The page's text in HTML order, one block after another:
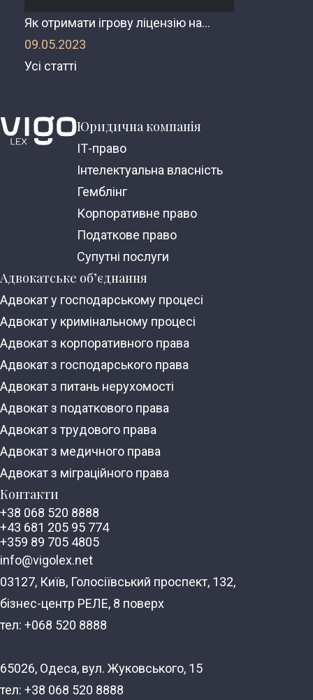
Як отримати ігрову ліцензію на…
09.05.2023
Усі статті
Юридична компанія
ІТ-право
Інтелектуальна власність
Гемблінг
Корпоративне право
Податкове право
Супутні послуги
Адвокатське об’єднання
Адвокат у господарському процесі
Адвокат у кримінальному процесі
Адвокат з корпоративного права
Адвокат з господарського права
Адвокат з питань нерухомості
Адвокат з податкового права
Адвокат з трудового права
Адвокат з медичного права
Адвокат з міграційного права
Контакти
+38 068 520 8888
+43 681 205 95 774
+359 89 705 4805
info@vigolex.net
03127, Київ, Голосіївський проспект, 132,
бізнес-центр РЕЛЕ, 8 поверх
тел: +068 520 8888
65026, Одеса, вул. Жуковського, 15
тел: +38 068 520 8888